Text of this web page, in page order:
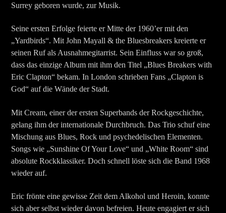
Surrey geboren wurde, zur Musik.
Seine ersten Erfolge feierte er Mitte der 1960’er mit den
„Yardbirds“. Mit John Mayall & the Bluesbreakers kreierte er
seinen Ruf als Ausnahmegitarrist. Sein Einfluss war so groß,
dass das einzige Album mit ihm den Titel „Blues Breakers with
Eric Clapton“ bekam. In London schrieben Fans „Clapton is
God“ auf die Wände der Stadt.
Mit Cream, einer der ersten Superbands der Rockgeschichte,
gelang ihm der internationale Durchbruch. Das Trio schuf eine
Mischung aus Blues, Rock und psychedelischen Elementen.
Songs wie „Sunshine Of Your Love“ und „White Room“ sind
absolute Rockklassiker. Doch schnell löste sich die Band 1968
wieder auf.
Eric frönte eine gewisse Zeit dem Alkohol und Heroin, konnte
sich aber selbst wieder davon befreien. Heute engagiert er sich